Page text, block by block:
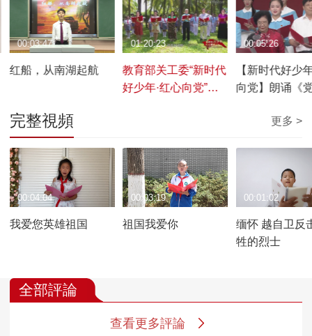
红船，从南湖起航
00:03:47
教育部关工委“新时代
好少年·红心向党”主
01:20:23
【新时代好少
向党】朗诵《
00:05:26
完整視頻 更多 >
我爱您英雄祖国
00:04:04
祖国我爱你
00:03:19
缅怀 越自卫反
牲的烈士
00:01:02
全部評論
查看更多評論